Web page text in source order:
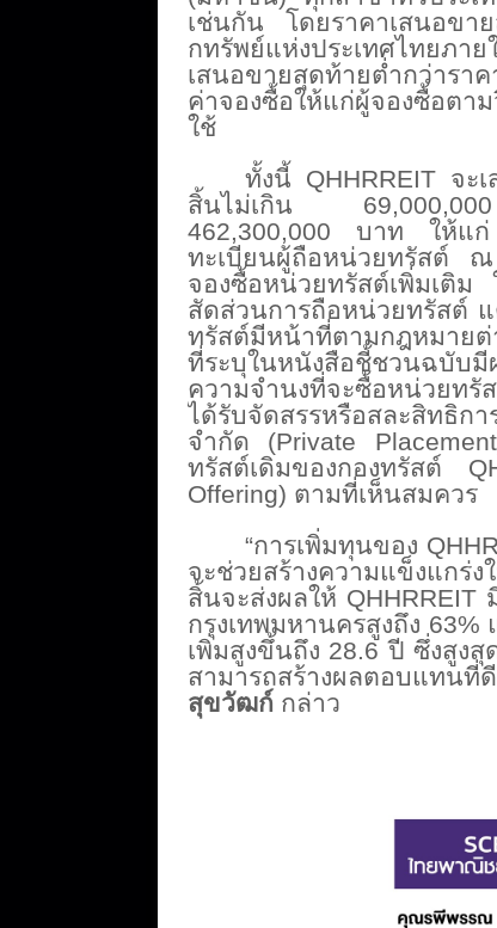
เช่นกัน โดยราคาเสนอขา
กทรัพย์แห่งประเทศไทยภาย
เสนอขายสุดท้ายต่ำกว่ารา
ค่าจองซื้อให้แก่ผู้จองซื้อตาม
ใช้
ทั้งนี้ QHHRREIT จะ
สิ้นไม่เกิน
462,300,000 บาท ให้แ
ทะเบียนผู้ถือหน่วยทรัสต์ ณ
จองซื้อหน่วยทรัสต์เพิ่มเติ
สัดส่วนการถือหน่วยทรัสต์
ทรัสต์มีหน้าที่ตามกฎหมายต่
ที่ระบุในหนังสือชี้ชวนฉบับมี
ความจำนงที่จะซื้อหน่วยทรั
ได้รับจัดสรรหรือสละสิทธิกา
จำกัด (Private
ทรัสต์เดิมของกองทรัสต์
Offering) ตามที่เห็นสมควร
“การเพิ่มทุนของ
จะช่วยสร้างความแข็งแกร่ง
สิ้นจะส่งผลให้
กรุงเทพมหานครสูงถึง 63%
เพิ่มสูงขึ้นถึง 28.6 ปี ซึ่งสูงสุ
สามารถสร้างผลตอบแทนที่
สุขวัฒก์ กล่าว